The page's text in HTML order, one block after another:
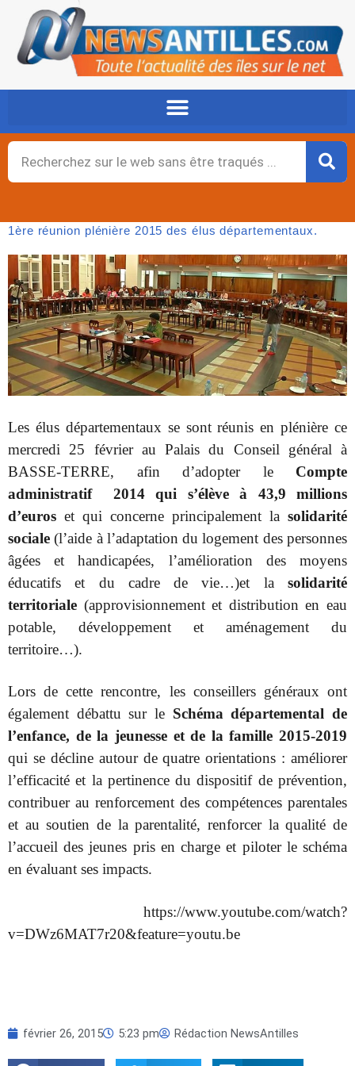
contenu
Rechercher
1ère réunion plénière 2015 des élus départementaux.
Les élus départementaux se sont réunis en plénière ce
mercredi 25 février au Palais du Conseil général à
BASSE-TERRE, afin d’adopter le Compte
administratif 2014 qui s’élève à 43,9 millions
d’euros et qui concerne principalement la solidarité
sociale (l’aide à l’adaptation du logement des personnes
âgées et handicapées, l’amélioration des moyens
éducatifs et du cadre de vie…)et lasolidarité
territoriale (approvisionnement et distribution en eau
potable, développement et aménagement du
territoire…).
Lors de cette rencontre, les conseillers généraux ont
également débattu sur le Schéma départemental de
l’enfance, de la jeunesse et de la famille 2015-2019
qui se décline autour de quatre orientations : améliorer
l’efficacité et la pertinence du dispositif de prévention,
contribuer au renforcement des compétences parentales
et au soutien de la parentalité, renforcer la qualité de
l’accueil des jeunes pris en charge et piloter le schéma
en évaluant ses impacts.
https://www.youtube.com/watch?
v=DWz6MAT7r20&feature=youtu.be
février 26, 2015 5:23 pm Rédaction NewsAntilles